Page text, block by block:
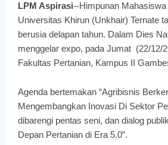
LPM Aspirasi--Himpunan
Universitas Khirun (Unkhair) Ternate
berusia delapan tahun. Dalam Dies
menggelar expo, pada Jumat (22/12/
Fakultas Pertanian, Kampus II
Agenda bertemakan “Agribisnis
Mengembangkan Inovasi Di Sektor
dibarengi pentas seni, dan dialog
Depan Pertanian di Era 5.0”.